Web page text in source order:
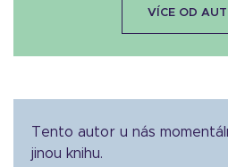
Tento autor u nás
jinou knihu.
VÍCE OD